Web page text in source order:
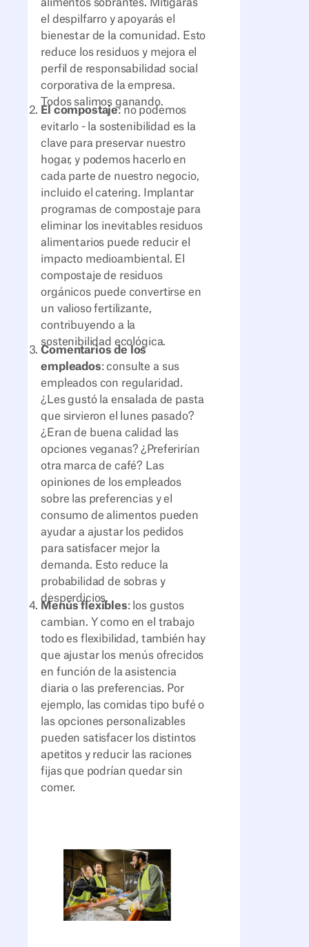
alimentos sobrantes. Mitigarás
el despilfarro y apoyarás el
bienestar de la comunidad. Esto
reduce los residuos y mejora el
perfil de responsabilidad social
corporativa de la empresa.
Todos salimos ganando.
El compostaje: no podemos
evitarlo - la sostenibilidad es la
clave para preservar nuestro
hogar, y podemos hacerlo en
cada parte de nuestro negocio,
incluido el catering. Implantar
programas de compostaje para
eliminar los inevitables residuos
alimentarios puede reducir el
impacto medioambiental. El
compostaje de residuos
orgánicos puede convertirse en
un valioso fertilizante,
contribuyendo a la
sostenibilidad ecológica.
Comentarios de los
empleados: consulte a sus
empleados con regularidad.
¿Les gustó la ensalada de pasta
que sirvieron el lunes pasado?
¿Eran de buena calidad las
opciones veganas? ¿Preferirían
otra marca de café? Las
opiniones de los empleados
sobre las preferencias y el
consumo de alimentos pueden
ayudar a ajustar los pedidos
para satisfacer mejor la
demanda. Esto reduce la
probabilidad de sobras y
desperdicios.
Menús flexibles: los gustos
cambian. Y como en el trabajo
todo es flexibilidad, también hay
que ajustar los menús ofrecidos
en función de la asistencia
diaria o las preferencias. Por
ejemplo, las comidas tipo bufé o
las opciones personalizables
pueden satisfacer los distintos
apetitos y reducir las raciones
fijas que podrían quedar sin
comer.